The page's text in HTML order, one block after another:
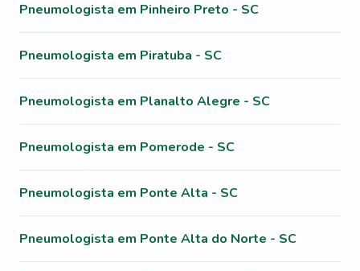
Pneumologista em Pinheiro Preto - SC
Pneumologista em Piratuba - SC
Pneumologista em Planalto Alegre - SC
Pneumologista em Pomerode - SC
Pneumologista em Ponte Alta - SC
Pneumologista em Ponte Alta do Norte - SC